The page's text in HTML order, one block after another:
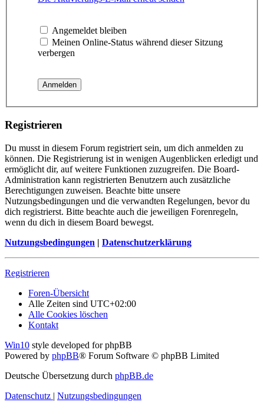
Angemeldet bleiben
Meinen Online-Status während dieser Sitzung
verbergen
Registrieren
Du musst in diesem Forum registriert sein, um dich anmelden zu
können. Die Registrierung ist in wenigen Augenblicken erledigt und
ermöglicht dir, auf weitere Funktionen zuzugreifen. Die Board-
Administration kann registrierten Benutzern auch zusätzliche
Berechtigungen zuweisen. Beachte bitte unsere
Nutzungsbedingungen und die verwandten Regelungen, bevor du
dich registrierst. Bitte beachte auch die jeweiligen Forenregeln,
wenn du dich in diesem Board bewegst.
Nutzungsbedingungen | Datenschutzerklärung
Registrieren
Foren-Übersicht
Alle Zeiten sind UTC+02:00
Alle Cookies löschen
Kontakt
Win10 style developed for phpBB
Powered by phpBB® Forum Software © phpBB Limited
Deutsche Übersetzung durch phpBB.de
Datenschutz | Nutzungsbedingungen